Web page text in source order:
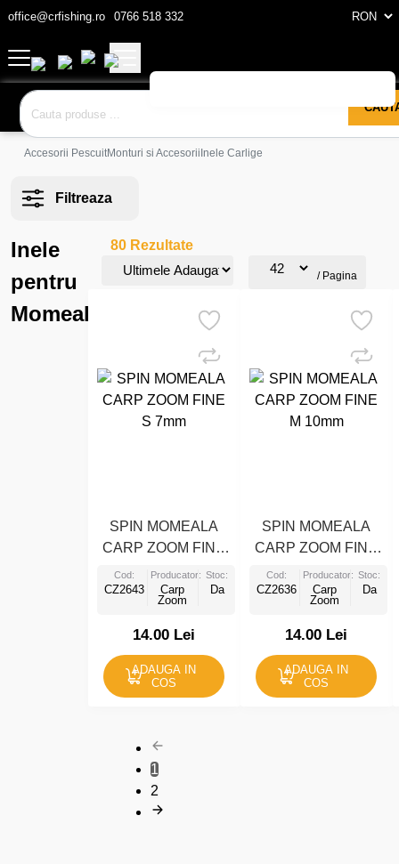
office@crfishing.ro 0766 518 332
Accesorii PescuitMonturi si Accesorii Inele Carlige
Filtreaza
Inele
pentru
Momeala
80 Rezultate
/ Pagina
SPIN MOMEALA
CARP ZOOM FINE
S 7mm
Cod:
CZ2643
Producator:
Carp
Zoom
Stoc:
Da
14.00 Lei
ADAUGA IN
COS
SPIN MOMEALA
CARP ZOOM FINE
M 10mm
Cod:
CZ2636
Producator:
Carp
Zoom
Stoc:
Da
14.00 Lei
ADAUGA IN
COS
1
2